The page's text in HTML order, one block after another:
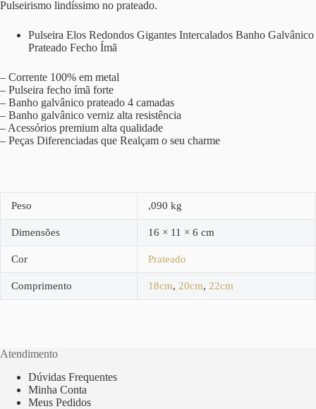
Pulseirismo lindíssimo no prateado.
Pulseira Elos Redondos Gigantes Intercalados Banho Galvânico
Prateado Fecho Ímã
– Corrente 100% em metal
– Pulseira fecho ímã forte
– Banho galvânico prateado 4 camadas
– Banho galvânico verniz alta resistência
– Acessórios premium alta qualidade
– Peças Diferenciadas que Realçam o seu charme
Peso ,090 kg
Dimensões 16 × 11 × 6 cm
Cor Prateado
Comprimento 18cm, 20cm, 22cm
Atendimento
Dúvidas Frequentes
Minha Conta
Meus Pedidos